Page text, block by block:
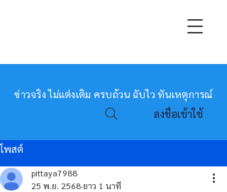
หมอข่าว
ข่าวจริง ไม่แต่งเติม ครบถ้วน ฉับไว ทันเหตุการณ์
ลงชื่อเข้าใช้
โพสต์
pittaya7988
25 พ.ย. 2568 ยาว 1 นาที